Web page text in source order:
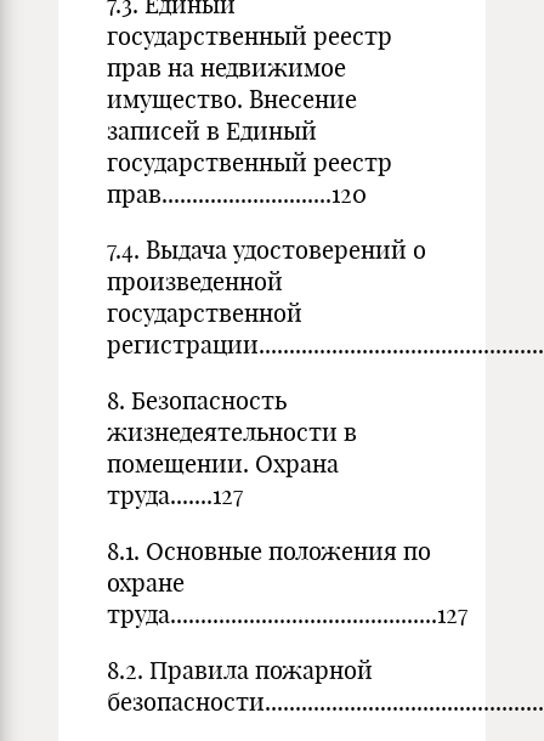
государственный реестр
прав на недвижимое
имущество. Внесение
записей в Единый
государственный реестр
прав............................120
7.4. Выдача удостоверений о
произведенной
государственной
8. Безопасность
жизнедеятельности в
помещении. Охрана
труда.......127
8.1. Основные положения по
охране
труда............................................127
8.2. Правила пожарной